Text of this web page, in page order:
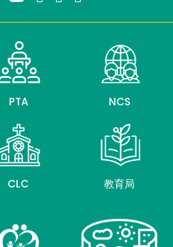
PTA NCS
CLC 教育局